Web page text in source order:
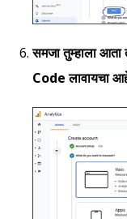
समजा तुम्हाला
Code लावायचा